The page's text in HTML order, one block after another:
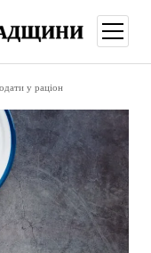
меню
у раціон